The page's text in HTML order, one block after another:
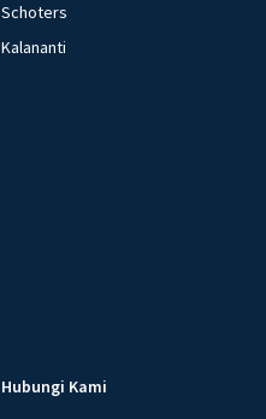
Schoters
Kalananti
Hubungi Kami